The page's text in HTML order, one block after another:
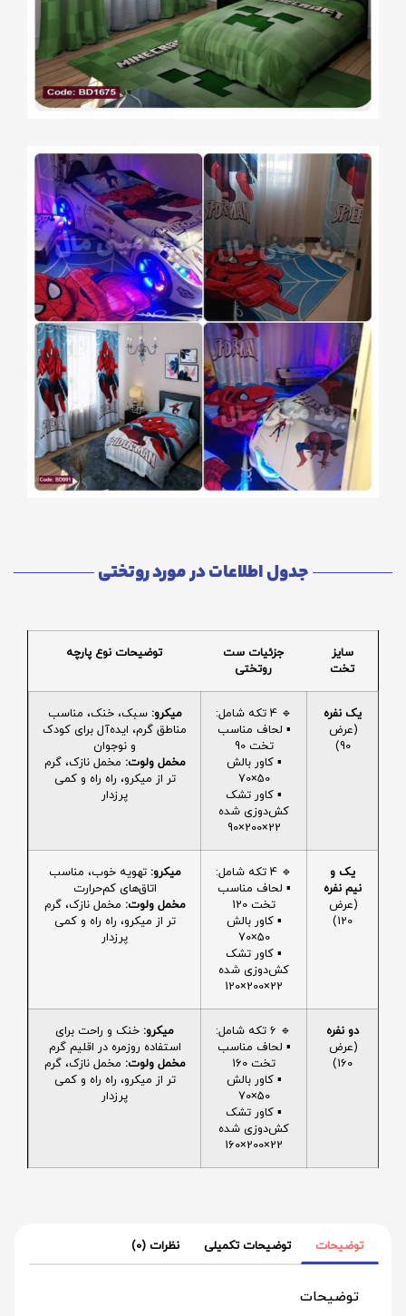
جدول اطلاعات در مورد روتختی
سایز
تخت
جزئیات ست
روتختی
توضیحات نوع پارچه
یک نفره
(عرض
90)
🔹 4 تکه شامل:
▪️ لحاف مناسب
تخت 90
▪️ کاور بالش
50×70
▪️ کاور تشک
کش‌دوزی شده
22×200×90
میکرو: سبک، خنک، مناسب
مناطق گرم، ایده‌آل برای کودک
و نوجوان
مخمل ولوت: مخمل نازک، گرم
تر از میکرو، راه راه و کمی
پرزدار
یک و
نیم نفره
(عرض
120)
🔹 4 تکه شامل:
▪️ لحاف مناسب
تخت 120
▪️ کاور بالش
50×70
▪️ کاور تشک
کش‌دوزی شده
22×200×120
میکرو: تهویه خوب، مناسب
اتاق‌های کم‌حرارت
مخمل ولوت: مخمل نازک، گرم
تر از میکرو، راه راه و کمی
پرزدار
دو نفره
(عرض
160)
🔹 6 تکه شامل:
▪️ لحاف مناسب
تخت 160
▪️ کاور بالش
50×70
▪️ کاور تشک
کش‌دوزی شده
22×200×160
میکرو: خنک و راحت برای
استفاده روزمره در اقلیم گرم
مخمل ولوت: مخمل نازک، گرم
تر از میکرو، راه راه و کمی
پرزدار
توضیحات توضیحات تکمیلی نظرات (0)
توضیحات